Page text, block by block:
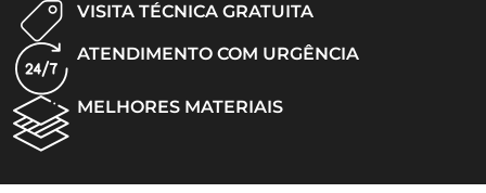
VISITA TÉCNICA GRATUITA
ATENDIMENTO COM URGÊNCIA
MELHORES MATERIAIS